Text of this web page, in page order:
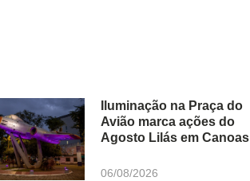
Iluminação na Praça do
Avião marca ações do
Agosto Lilás em Canoas
06/08/2026